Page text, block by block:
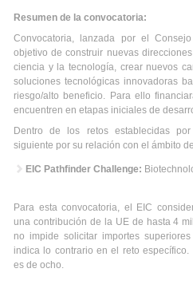
Resumen de la convocatoria:
Convocatoria, lanzada por el
objetivo de construir nuevas
ciencia y la tecnología, crear nuevos
soluciones tecnológicas innovadoras
riesgo/alto beneficio. Para ello
encuentren en etapas iniciales de
Dentro de los retos establecidas
siguiente por su relación con el ámbito
EIC Pathfinder Challenge:
Para esta convocatoria, el EIC
una contribución de la UE de hasta 4
no impide solicitar importes
indica lo contrario en el reto
es de ocho.